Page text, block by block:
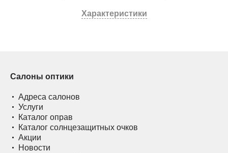
Характеристики
Салоны оптики
Адреса салонов
Услуги
Каталог оправ
Каталог солнцезащитных очков
Акции
Новости